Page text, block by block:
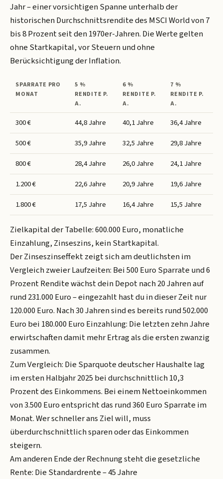
Jahr – einer vorsichtigen Spanne unterhalb der
historischen Durchschnittsrendite des MSCI World von 7
bis 8 Prozent seit den 1970er-Jahren. Die Werte gelten
ohne Startkapital, vor Steuern und ohne
Berücksichtigung der Inflation.
SPARRATE PRO
MONAT
5 %
RENDITE P.
A.
6 %
RENDITE P.
A.
7 %
RENDITE P.
A.
300 € 44,8 Jahre 40,1 Jahre
36,4 Jahre
500 €
35,9 Jahre 32,5 Jahre
29,8 Jahre
800 €
28,4 Jahre 26,0 Jahre
24,1 Jahre
1.200 €
22,6 Jahre 20,9 Jahre
19,6 Jahre
1.800 €
17,5 Jahre 16,4 Jahre 15,5 Jahre
Zielkapital der Tabelle: 600.000 Euro, monatliche
Einzahlung, Zinseszins, kein Startkapital.
Der Zinseszinseffekt zeigt sich am deutlichsten im
Vergleich zweier Laufzeiten: Bei 500 Euro Sparrate und 6
Prozent Rendite wächst dein Depot nach 20 Jahren auf
rund 231.000 Euro – eingezahlt hast du in dieser Zeit nur
120.000 Euro. Nach 30 Jahren sind es bereits rund 502.000
Euro bei 180.000 Euro Einzahlung: Die letzten zehn Jahre
erwirtschaften damit mehr Ertrag als die ersten zwanzig
zusammen.
Zum Vergleich: Die Sparquote deutscher Haushalte lag
im ersten Halbjahr 2025 bei durchschnittlich 10,3
Prozent des Einkommens. Bei einem Nettoeinkommen
von 3.500 Euro entspricht das rund 360 Euro Sparrate im
Monat. Wer schneller ans Ziel will, muss
überdurchschnittlich sparen oder das Einkommen
steigern.
Am anderen Ende der Rechnung steht die gesetzliche
Rente: Die Standardrente – 45 Jahre